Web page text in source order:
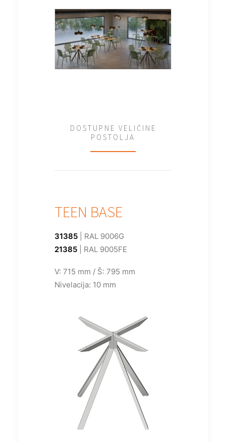
DOSTUPNE VELIČINE
POSTOLJA
TEEN BASE
31385 | RAL 9006G
21385 | RAL 9005FE
V: 715 mm / Š: 795 mm
Nivelacija: 10 mm